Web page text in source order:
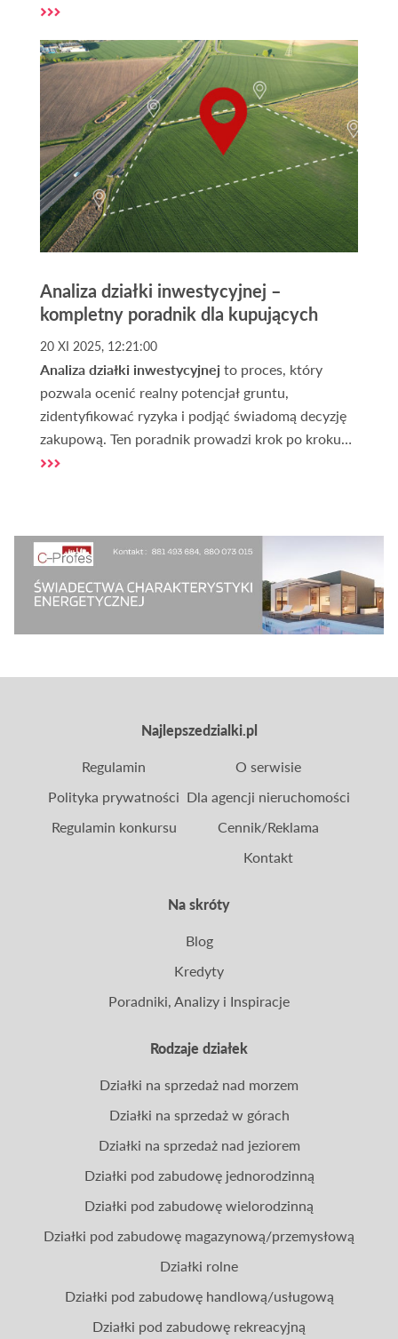
ogłoszenie w sposób poprawny. Co zatem powinna
gruntu? Jak dodaćdarmowe ogłoszenia działek?
Analiza działki inwestycyjnej –
kompletny poradnik dla kupujących
20 XI 2025, 12:21:00
Analiza działki inwestycyjnej to proces, który
pozwala ocenić realny potencjał gruntu,
zidentyfikować ryzyka i podjąć świadomą decyzję
zakupową. Ten poradnik prowadzi krok po kroku
przez najważniejsze aspekty techniczne, prawne i
Najlepszedzialki.pl
Na skróty
Rodzaje działek
Regulamin
Polityka prywatności
Regulamin konkursu
O serwisie
Dla agencji nieruchomości
Cennik/Reklama
Kontakt
Blog
Kredyty
Poradniki, Analizy i Inspiracje
Działki na sprzedaż nad morzem
Działki na sprzedaż w górach
Działki na sprzedaż nad jeziorem
Działki pod zabudowę jednorodzinną
Działki pod zabudowę wielorodzinną
Działki pod zabudowę magazynową/przemysłową
Działki rolne
Działki pod zabudowę handlową/usługową
Działki pod zabudowę rekreacyjną